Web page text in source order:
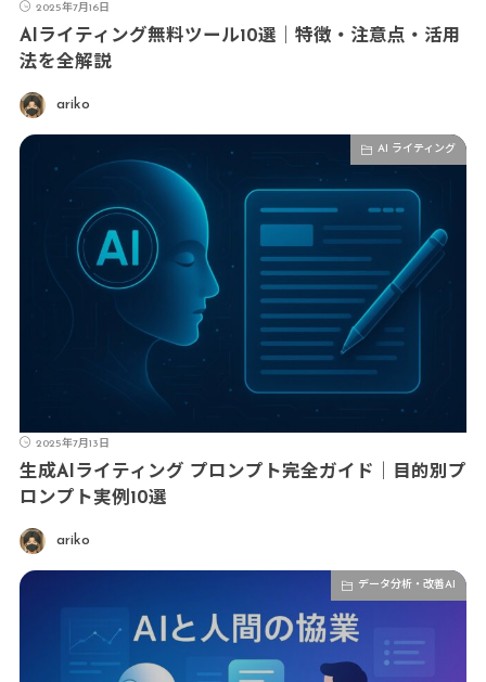
2025年7月16日
AIライティング無料ツール10選｜特徴・注意点・活用
法を全解説
ariko
AI ライティング
2025年7月13日
生成AIライティング プロンプト完全ガイド｜目的別プ
ロンプト実例10選
ariko
データ分析・改善AI